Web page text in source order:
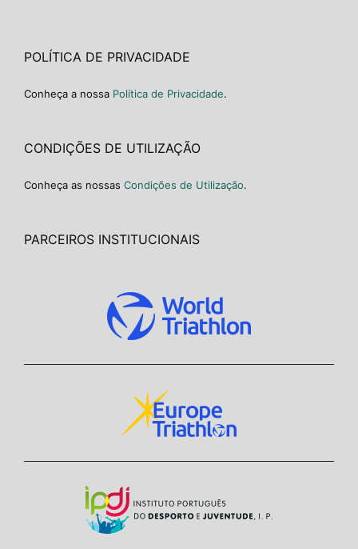
POLÍTICA DE PRIVACIDADE
Conheça a nossa Política de Privacidade.
CONDIÇÕES DE UTILIZAÇÃO
Conheça as nossas Condições de Utilização.
PARCEIROS INSTITUCIONAIS